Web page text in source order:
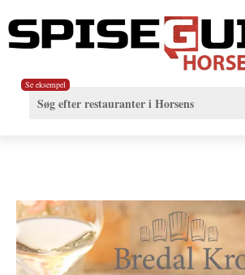
Se eksempel